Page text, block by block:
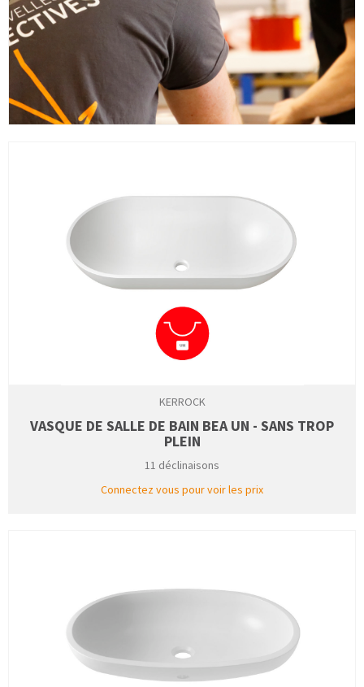
KERROCK
VASQUE DE SALLE DE BAIN BEA UN - SANS TROP
PLEIN
11 déclinaisons
Connectez vous pour voir les prix